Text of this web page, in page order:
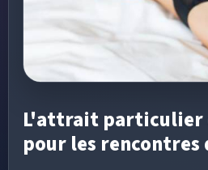
L'attrait particulier
pour les